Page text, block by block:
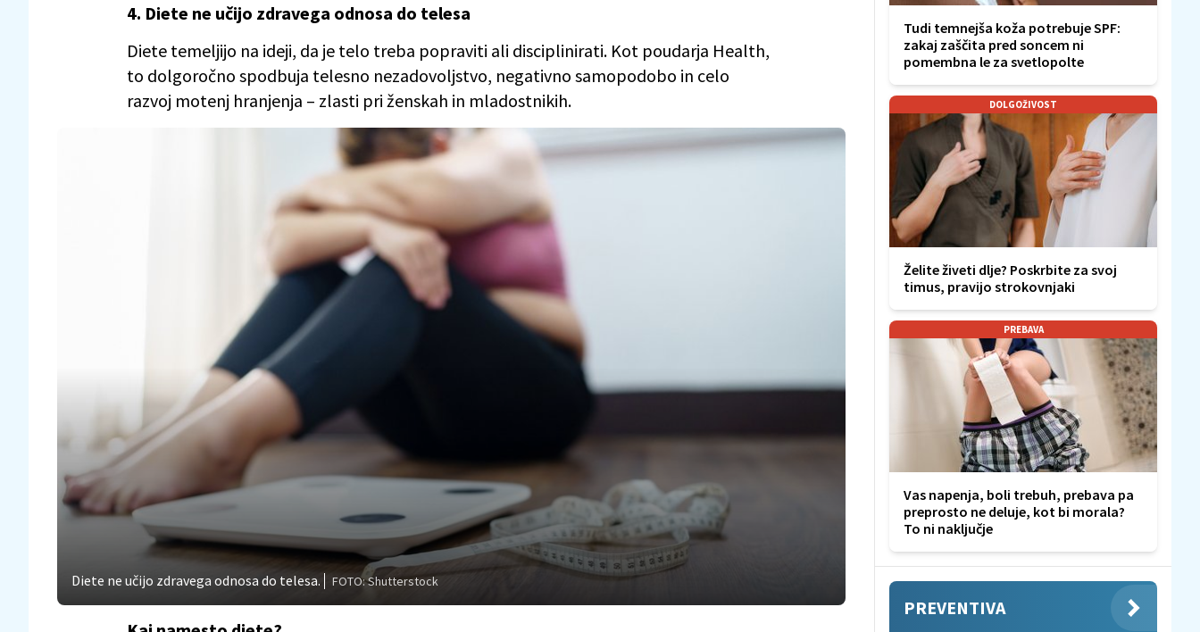
4. Diete ne učijo zdravega odnosa do telesa
Diete temeljijo na ideji, da je telo treba popraviti ali disciplinirati. Kot poudarja Health,
to dolgoročno spodbuja telesno nezadovoljstvo, negativno samopodobo in celo
razvoj motenj hranjenja – zlasti pri ženskah in mladostnikih.
Diete ne učijo zdravega odnosa do telesa. FOTO: Shutterstock
Tudi temnejša koža potrebuje SPF:
zakaj zaščita pred soncem ni
pomembna le za svetlopolte
DOLGOŽIVOST
Želite živeti dlje? Poskrbite za svoj
timus, pravijo strokovnjaki
PREBAVA
Vas napenja, boli trebuh, prebava pa
preprosto ne deluje, kot bi morala?
To ni naključje
PREVENTIVA